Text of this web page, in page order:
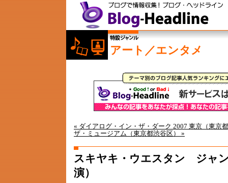
アート／エンタメ
« ダイアログ・イン・ザ・ダーク 2007 東京（東京
ザ・ミュージアム（東京都渋谷区） »
スキヤキ・ウエスタン ジャ
演）